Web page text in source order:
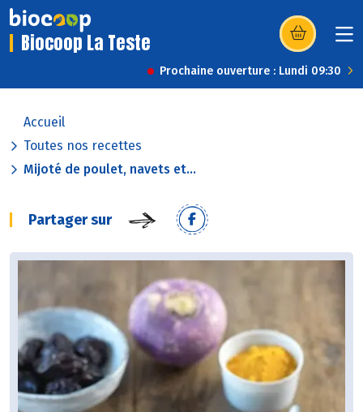
Biocoop La Teste (s’ouvre dans
Prochaine ouverture : Lundi 09:30
Accueil
Toutes nos recettes
Mijoté de poulet, navets et...
Partager sur